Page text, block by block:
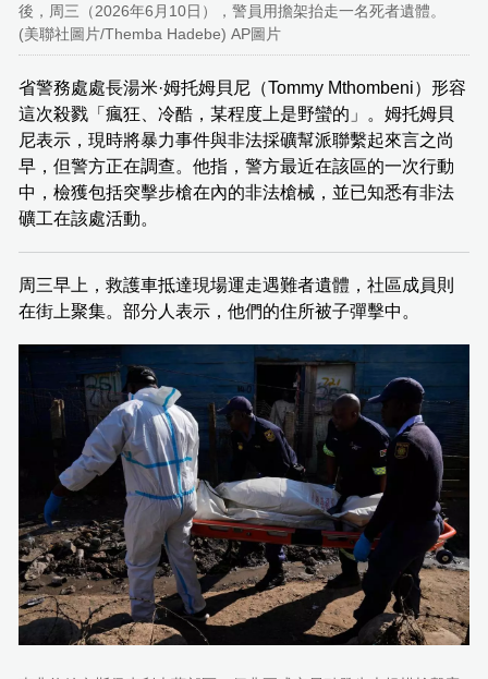
後，周三（2026年6月10日），警員用擔架抬走一名死者遺體。
(美聯社圖片/Themba Hadebe) AP圖片
省警務處處長湯米·姆托姆貝尼（Tommy Mthombeni）形容
這次殺戮「瘋狂、冷酷，某程度上是野蠻的」。姆托姆貝
尼表示，現時將暴力事件與非法採礦幫派聯繫起來言之尚
早，但警方正在調查。他指，警方最近在該區的一次行動
中，檢獲包括突擊步槍在內的非法槍械，並已知悉有非法
礦工在該處活動。
周三早上，救護車抵達現場運走遇難者遺體，社區成員則
在街上聚集。部分人表示，他們的住所被子彈擊中。